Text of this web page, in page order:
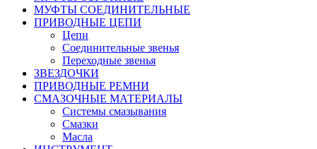
МУФТЫ СОЕДИНИТЕЛЬНЫЕ
ПРИВОДНЫЕ ЦЕПИ
Цепи
Соединительные звенья
Переходные звенья
ЗВЕЗДОЧКИ
ПРИВОДНЫЕ РЕМНИ
СМАЗОЧНЫЕ МАТЕРИАЛЫ
Системы смазывания
Смазки
Масла